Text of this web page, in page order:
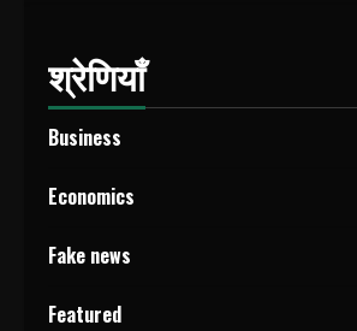
श्रेणियाँ
Business
Economics
Fake news
Featured